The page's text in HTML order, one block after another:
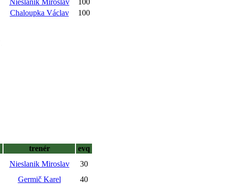
Nieslanik Miroslav
100
Chaloupka Václav
100
trenér
evq
Nieslanik Miroslav
30
Germič Karel
40